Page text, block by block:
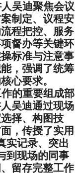
人吴迪聚焦会议
制定、议程安
程把控、服务
督办等关键环
标准与注意事
，强调了统筹
心要求。
的重要组成部
吴迪通过现场
择、构图技
，传授了实用
实记录、突出
到现场的同事
、留存完整工作